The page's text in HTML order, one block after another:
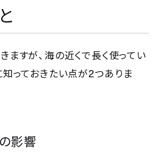
すが、海の近くで長く使ってい
っておきたい点が2つありま
影響